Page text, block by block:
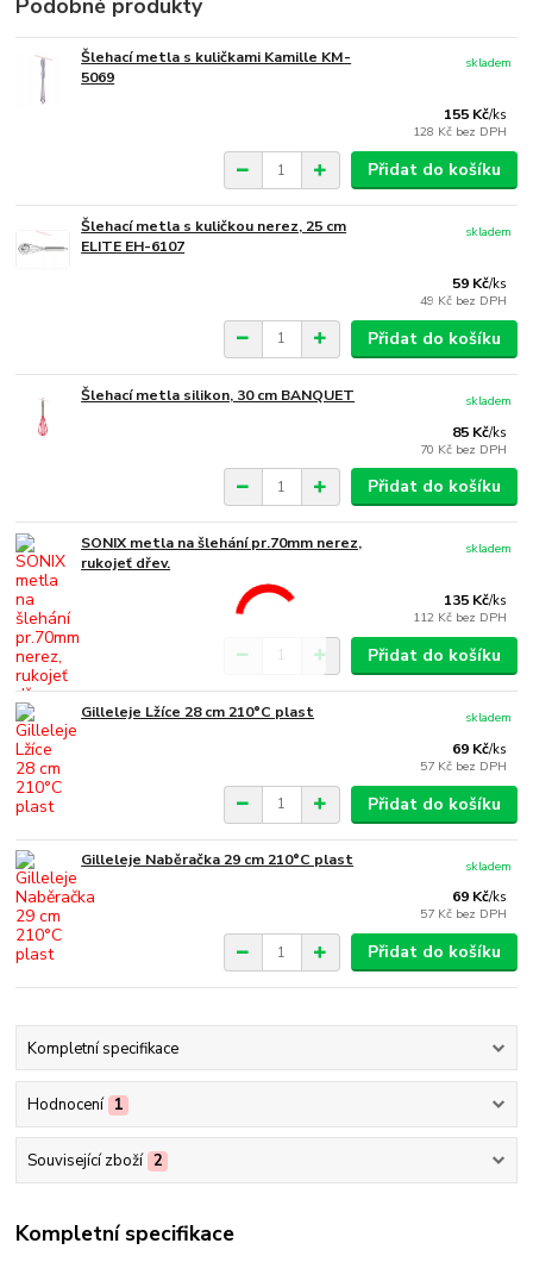
Podobné produkty
Šlehací metla s kuličkami Kamille KM-
5069
155 Kč/ks
128 Kč bez DPH
skladem
Přidat do košíku
Šlehací metla s kuličkou nerez, 25 cm
ELITE EH-6107
59 Kč/ks
49 Kč bez DPH
skladem
Přidat do košíku
Šlehací metla silikon, 30 cm BANQUET
85 Kč/ks
70 Kč bez DPH
skladem
Přidat do košíku
SONIX metla na šlehání pr.70mm nerez,
rukojeť dřev.
135 Kč/ks
112 Kč bez DPH
skladem
Přidat do košíku
Gilleleje Lžíce 28 cm 210°C plast
69 Kč/ks
57 Kč bez DPH
skladem
Přidat do košíku
Gilleleje Naběračka 29 cm 210°C plast
69 Kč/ks
57 Kč bez DPH
skladem
Přidat do košíku
Kompletní specifikace
Hodnocení 1
Související zboží 2
Kompletní specifikace